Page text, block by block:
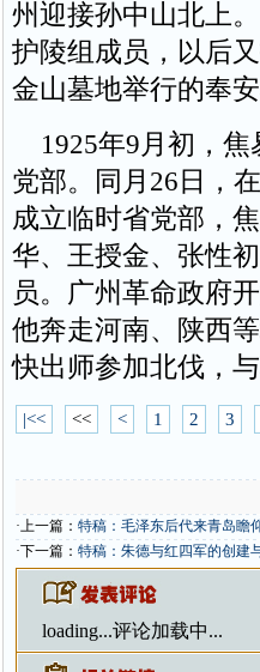
州迎接孙中山北上
护陵组成员，以后
金山墓地举行的奉安
1925年9月初，焦
党部。同月26日，
成立临时省党部，
华、王授金、张性
员。广州革命政府
他奔走河南、陕西
快出师参加北伐，
|<< << < 1 2 3
·上一篇： 特稿：毛泽东后代来青岛瞻
·下一篇： 特稿：朱德与红四军的创建
loading...评论加载中...